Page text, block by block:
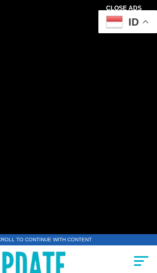
CLOSE ADS
TO CONTINUE WITH CONTENT
ID